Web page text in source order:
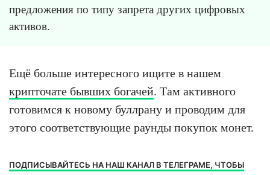
предложения по типу запрета других цифровых
активов.
Ещё больше интересного ищите в нашем
крипточате бывших богачей. Там активного
готовимся к новому буллрану и проводим для
этого соответствующие раунды покупок монет.
ПОДПИСЫВАЙТЕСЬ НА НАШ КАНАЛ В ТЕЛЕГРАМЕ, ЧТОБЫ